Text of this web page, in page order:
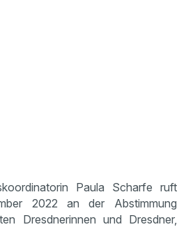
Paula Scharfe ruft
2022 an der Abstimmung
Dresdnerinnen und Dresdner,